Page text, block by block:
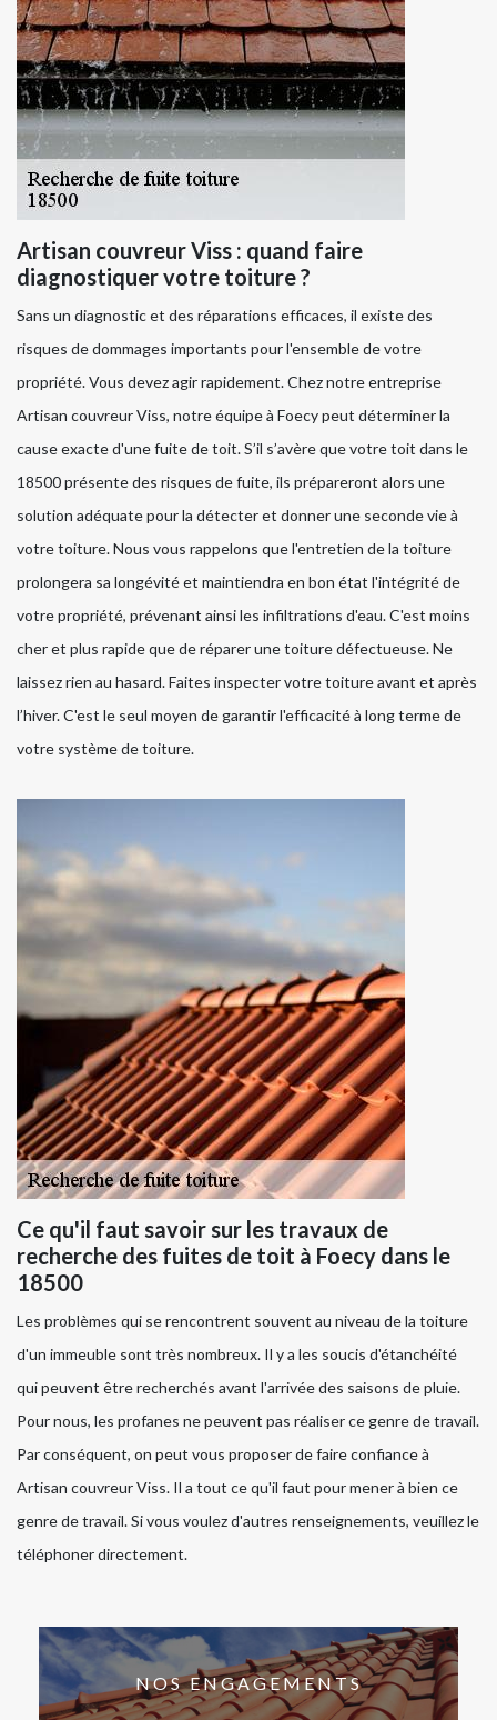
Artisan couvreur Viss : quand faire
diagnostiquer votre toiture ?
Sans un diagnostic et des réparations efficaces, il existe des
risques de dommages importants pour l'ensemble de votre
propriété. Vous devez agir rapidement. Chez notre entreprise
Artisan couvreur Viss, notre équipe à Foecy peut déterminer la
cause exacte d'une fuite de toit. S’il s’avère que votre toit dans le
18500 présente des risques de fuite, ils prépareront alors une
solution adéquate pour la détecter et donner une seconde vie à
votre toiture. Nous vous rappelons que l'entretien de la toiture
prolongera sa longévité et maintiendra en bon état l'intégrité de
votre propriété, prévenant ainsi les infiltrations d'eau. C'est moins
cher et plus rapide que de réparer une toiture défectueuse. Ne
laissez rien au hasard. Faites inspecter votre toiture avant et après
l’hiver. C'est le seul moyen de garantir l'efficacité à long terme de
votre système de toiture.
Ce qu'il faut savoir sur les travaux de
recherche des fuites de toit à Foecy dans le
18500
Les problèmes qui se rencontrent souvent au niveau de la toiture
d'un immeuble sont très nombreux. Il y a les soucis d'étanchéité
qui peuvent être recherchés avant l'arrivée des saisons de pluie.
Pour nous, les profanes ne peuvent pas réaliser ce genre de travail.
Par conséquent, on peut vous proposer de faire confiance à
Artisan couvreur Viss. Il a tout ce qu'il faut pour mener à bien ce
genre de travail. Si vous voulez d'autres renseignements, veuillez le
téléphoner directement.
NOS ENGAGEMENTS